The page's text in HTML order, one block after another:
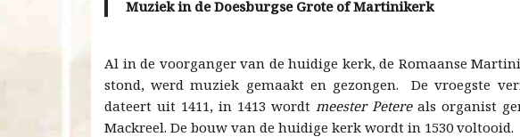
Muziek in de Doesburgse Grote of Martinikerk
Al in de voorganger van de huidige kerk, de Romaanse
stond, werd muziek gemaakt en gezongen. De vroegste
dateert uit 1411, in 1413 wordt meester Petereals organist
Mackreel. De bouw van de huidige kerk wordt in 1530 voltooid.